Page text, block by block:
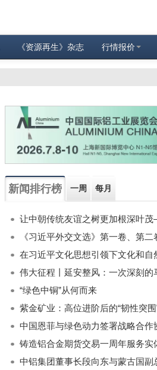
《资源再生》杂志 行情报价
新闻排行榜 一周 每月
《习近平外交文选》第一卷、第
“绿色中铜”从何而来
紫金矿业：高位进阶后的“韧性突围
中国恩菲与绿色动力签署战略合作
铸造铝合金期货交易一周年服务实